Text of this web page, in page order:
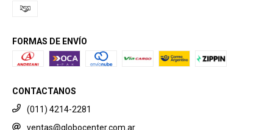
FORMAS DE ENVÍO
CONTACTANOS
(011) 4214-2281
ventas@globocenter.com.ar